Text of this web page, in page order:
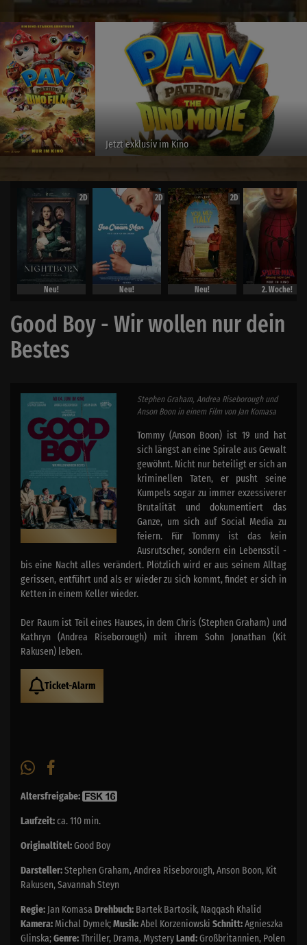
Jetzt exklusiv im Kino
2D
Neu!
2D
Neu!
2D
Neu! 2. Woche!
Good Boy - Wir wollen nur dein
Bestes
Stephen Graham, Andrea Riseborough und
Anson Boon in einem Film von Jan Komasa
Tommy (Anson Boon) ist 19 und hat
sich längst an eine Spirale aus Gewalt
gewöhnt. Nicht nur beteiligt er sich an
kriminellen Taten, er pusht seine
Kumpels sogar zu immer exzessiverer
Brutalität und dokumentiert das
Ganze, um sich auf Social Media zu
feiern. Für Tommy ist das kein
Ausrutscher, sondern ein Lebensstil -
bis eine Nacht alles verändert. Plötzlich wird er aus seinem Alltag
gerissen, entführt und als er wieder zu sich kommt, findet er sich in
Ketten in einem Keller wieder.
Der Raum ist Teil eines Hauses, in dem Chris (Stephen Graham) und
Kathryn (Andrea Riseborough) mit ihrem Sohn Jonathan (Kit
Rakusen) leben.
Ticket-Alarm
Altersfreigabe:
Laufzeit:ca. 110 min.
Originaltitel:Good Boy
Darsteller:Stephen Graham, Andrea Riseborough, Anson Boon, Kit
Rakusen, Savannah Steyn
Regie: Jan Komasa Drehbuch: Bartek Bartosik, Naqqash Khalid
Kamera: Michal Dymek;Musik:Abel Korzeniowski Schnitt:Agnieszka
Glinska;Genre:Thriller, Drama, MysteryLand:Großbritannien, Polen